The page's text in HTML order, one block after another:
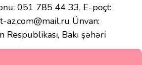
051 785 44 33, E-poçt:
az.com@mail.ru Ünvan:
Respublikası, Bakı şəhəri